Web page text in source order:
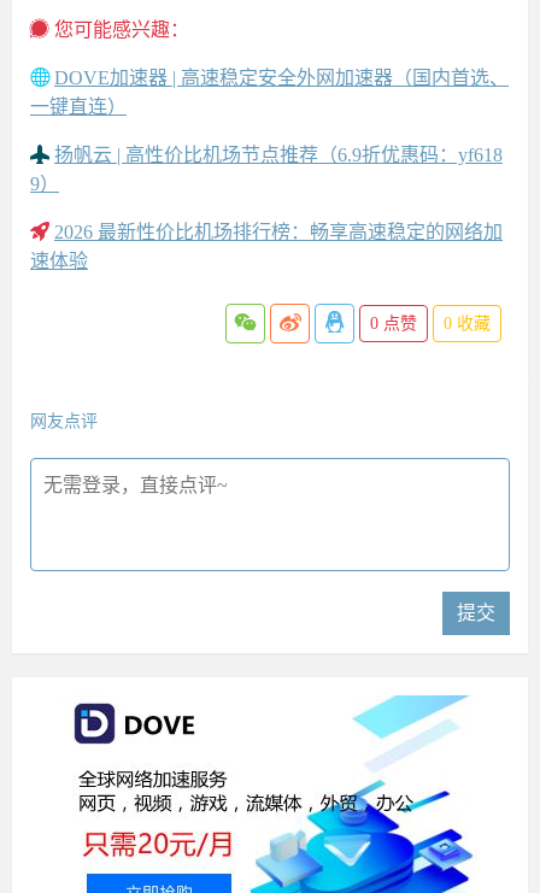
您可能感兴趣：
DOVE加速器 | 高速稳定安全外网加速器（国内首选、
一键直连）
扬帆云 | 高性价比机场节点推荐（6.9折优惠码：yf618
9）
2026 最新性价比机场排行榜：畅享高速稳定的网络加
速体验
0 点赞 0 收藏
网友点评
提交